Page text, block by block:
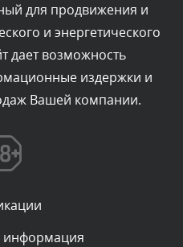
после проверки
Вчера, в 16:49
после проверки
после проверки
для продвижения и
и энергетического
дает возможность
издержки и
Вашей компании.
информация